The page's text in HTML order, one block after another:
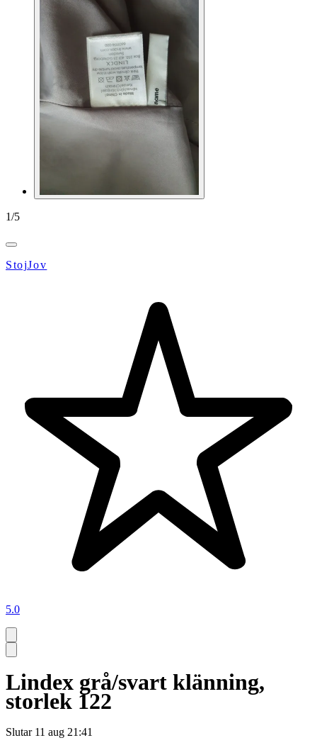
1/5
StojJov
5.0
Lindex grå/svart klänning,
storlek 122
Slutar 11 aug 21:41